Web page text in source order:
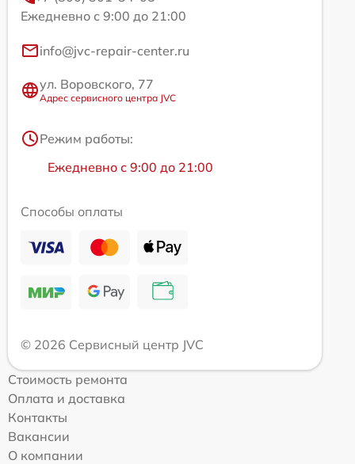
Ежедневно с 9:00 до 21:00
info@jvc-repair-center.ru
ул. Воровского, 77
Адрес сервисного центра JVC
Режим работы:
Ежедневно с 9:00 до 21:00
Способы оплаты
© 2026 Сервисный центр JVC
Стоимость ремонта
Оплата и доставка
Контакты
Вакансии
О компании